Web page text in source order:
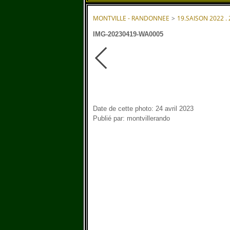
MONTVILLE - RANDONNEE > 19.SAISON 2022 .
IMG-20230419-WA0005
Date de cette photo: 24 avril 2023
Publié par: montvillerando